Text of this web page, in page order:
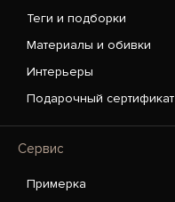
Теги и подборки
Материалы и обивки
Интерьеры
Подарочный сертификат
Сервис
Примерка